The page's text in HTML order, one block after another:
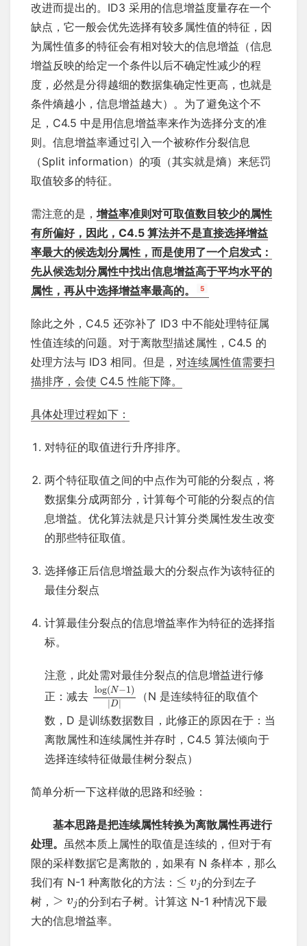
改进而提出的。ID3 采用的信息增益度量存在一个
缺点，它一般会优先选择有较多属性值的特征，因
为属性值多的特征会有相对较大的信息增益（信息
增益反映的给定一个条件以后不确定性减少的程
度，必然是分得越细的数据集确定性更高，也就是
条件熵越小，信息增益越大）。为了避免这个不
足，C4.5 中是用信息增益率来作为选择分支的准
则。信息增益率通过引入一个被称作分裂信息
（Split information）的项（其实就是熵）来惩罚
取值较多的特征。
需注意的是， 增益率准则对可取值数目较少的属性
有所偏好，因此，C4.5 算法并不是直接选择增益
率最大的候选划分属性，而是使用了一个启发式：
先从候选划分属性中找出信息增益高于平均水平的
属性，再从中选择增益率最高的。
5
除此之外，C4.5 还弥补了 ID3 中不能处理特征属
性值连续的问题。对于离散型描述属性，C4.5 的
处理方法与 ID3 相同。但是， 对连续属性值需要扫
描排序，会使 C4.5 性能下降。
具体处理过程如下：
对特征的取值进行升序排序。
两个特征取值之间的中点作为可能的分裂点，将
数据集分成两部分，计算每个可能的分裂点的信
息增益。优化算法就是只计算分类属性发生改变
的那些特征取值。
选择修正后信息增益最大的分裂点作为该特征的
最佳分裂点
计算最佳分裂点的信息增益率作为特征的选择指
标。
注意，此处需对最佳分裂点的信息增益进行修
正：减去
log(N−1)
|D|
（N 是连续特征的取值个
数，D 是训练数据数目，此修正的原因在于：当
离散属性和连续属性并存时，C4.5 算法倾向于
选择连续特征做最佳树分裂点）
简单分析一下这样做的思路和经验：
基本思路是把连续属性转换为离散属性再进行
处理。 虽然本质上属性的取值是连续的，但对于有
限的采样数据它是离散的，如果有 N 条样本，那么
我们有 N-1 种离散化的方法： ≤ vj 的分到左子
树， > vj 的分到右子树。计算这 N-1 种情况下最
大的信息增益率。